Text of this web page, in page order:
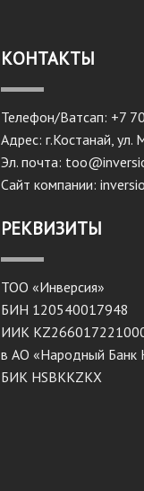
КОНТАКТЫ
Телефон/Ватсап: +7
Адрес: г.Костанай,
Эл. почта:
Сайт компании:
РЕКВИЗИТЫ
ТОО «Инверсия»
БИН 120540017948
ИИК
в АО «Народный Банк
БИК HSBKKZKX